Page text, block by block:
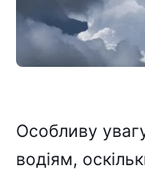
Особливу
водіям,